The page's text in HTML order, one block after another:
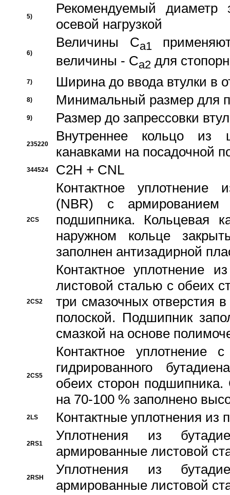
5)
Рекомендуемый диаметр
осевой нагрузкой
6)
Величины Ca1
величины - Ca2 для
7) Ширина до ввода втулки в
8) Минимальный размер для
9) Размер до запрессовки
235220
Внутреннее кольцо из
канавками на посадочной
344524 C2H + CNL
2CS
Контактное уплотнение
(NBR) с
подшипника. Кольцевая
наружном кольце
заполнен антизадирной
2CS2
Контактное уплотнение
листовой сталью с обеих
три смазочных отверстия
полоской. Подшипник
смазкой на основе
2CS5
Контактное уплотнение
гидрированного
обеих сторон
на 70-100 % заполнено
2LS Контактные уплотнения из
2RS1
Уплотнения из
армированные листовой
2RSH
Уплотнения из
армированные листовой